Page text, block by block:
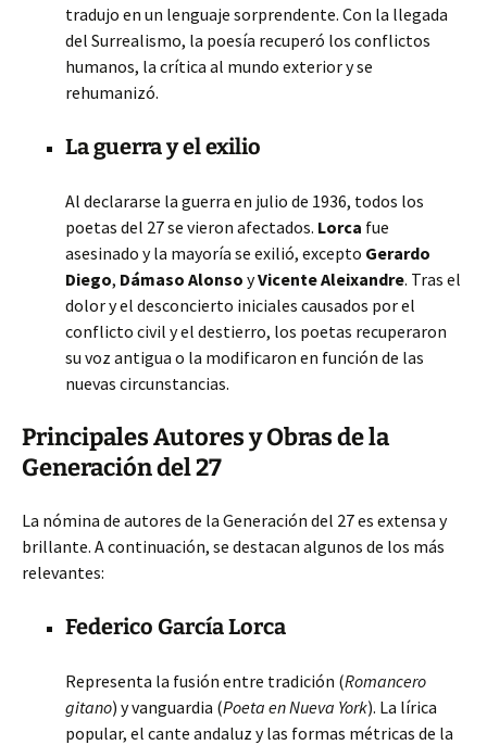
tradujo en un lenguaje sorprendente. Con la llegada
del Surrealismo, la poesía recuperó los conflictos
humanos, la crítica al mundo exterior y se
rehumanizó.
La guerra y el exilio
Al declararse la guerra en julio de 1936, todos los
poetas del 27 se vieron afectados. Lorca fue
asesinado y la mayoría se exilió, excepto Gerardo
Diego, Dámaso Alonso yVicente Aleixandre. Tras el
dolor y el desconcierto iniciales causados por el
conflicto civil y el destierro, los poetas recuperaron
su voz antigua o la modificaron en función de las
nuevas circunstancias.
Principales Autores y Obras de la
Generación del 27
La nómina de autores de la Generación del 27 es extensa y
brillante. A continuación, se destacan algunos de los más
relevantes:
Federico García Lorca
Representa la fusión entre tradición (Romancero
gitano) y vanguardia (Poeta en Nueva York). La lírica
popular, el cante andaluz y las formas métricas de la